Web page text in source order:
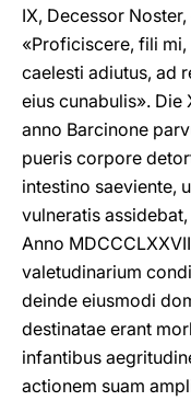
IX, Decessor
«Proficiscere, fili
caelesti adiutus, ad
eius cunabulis». Die
anno Barcinone
pueris corpore
intestino saeviente,
vulneratis
Anno
valetudinarium
deinde eiusmodi
destinatae erant
infantibus
actionem suam